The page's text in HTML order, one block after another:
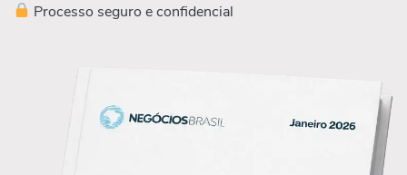
Processo seguro e confidencial